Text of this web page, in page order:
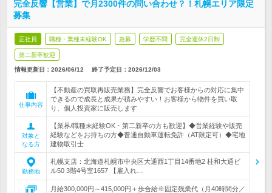
完全反響【営業】で月2300件の問い合わせ？！札幌エリア限定
募集
正社員 職種・業種未経験OK 急募 学歴不問 完全週休2日制
第二新卒歓迎
情報更新日：2026/06/12 終了予定日： 2026/12/03
仕事内容
【不動産の買取再販売業務】完全反響でお客様からの対応に集中
できるので成長と成果が積みやすい！お客様から物件を買い取
り、個人投資家に販売します
対象と
なる方
【業界/職種未経験OK・第二新卒の方も歓迎】◆営業経験や販売
経験などをお持ちの方◆普通自動車運転免許（AT限定可）◆宅地
建物取引士
勤務地
札幌支店：北海道札幌市中央区大通西1丁目14番地2 桂和大通ビ
ル50 3階4号室1657 【雇入れ…
月給300,000円～415,000円＋歩合給※固定残業代（月40時間分／